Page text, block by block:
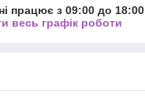
працює з 09:00 до 18:00
весь графік роботи